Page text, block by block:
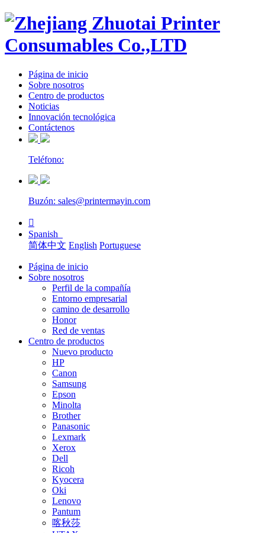
Página de inicio
Sobre nosotros
Centro de productos
Noticias
Innovación tecnológica
Contáctenos
Teléfono:
Buzón: sales@printermayin.com

Spanish
简体中文 English Portuguese
Página de inicio
Sobre nosotros
Perfil de la compañía
Entorno empresarial
camino de desarrollo
Honor
Red de ventas
Centro de productos
Nuevo producto
HP
Canon
Samsung
Epson
Minolta
Brother
Panasonic
Lexmark
Xerox
Dell
Ricoh
Kyocera
Oki
Lenovo
Pantum
喀秋莎